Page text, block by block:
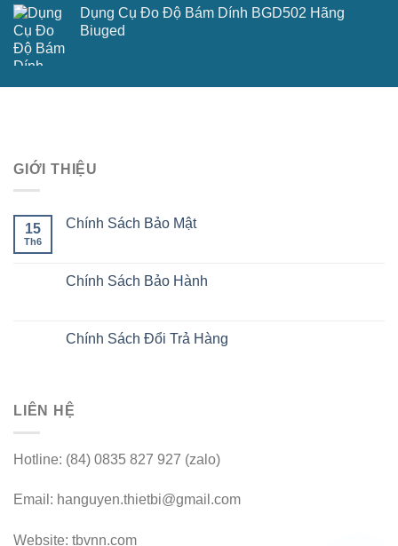
Dụng Cụ Đo Độ Bám Dính BGD502 Hãng
Biuged
GIỚI THIỆU
15
Th6
Chính Sách Bảo Mật
Chính Sách Bảo Hành
Chính Sách Đổi Trả Hàng
LIÊN HỆ
Hotline: (84) 0835 827 927 (zalo)
Email: hanguyen.thietbi@gmail.com
Website: tbvnn.com